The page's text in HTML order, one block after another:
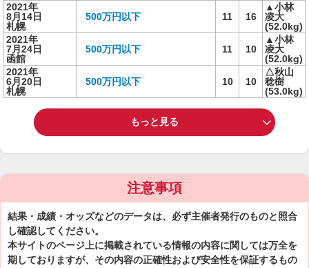
2021年
8月14日
札幌
500万円以下 11 16
▲小林
凌大
(52.0kg)
2021年
7月24日
函館
500万円以下 11 10
▲小林
凌大
(52.0kg)
2021年
6月20日
札幌
500万円以下 10 10
△秋山
稔樹
(53.0kg)
もっと見る
注意事項
結果・成績・オッズなどのデータは、必ず主催者発行のものと照合
し確認してください。
本サイトのページ上に掲載されている情報の内容に関しては万全を
期しておりますが、その内容の正確性および安全性を保証するもの